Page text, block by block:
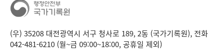
(우) 35208 대전광역시 서구 청사로 189, 2동 (국가기록원), 전화
042-481-6210 (월~금 09:00~18:00, 공휴일 제외)